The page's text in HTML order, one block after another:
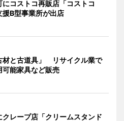
コストコ再販店「コストコ
B型事業所が出店
材と古道具」 リサイクル業で
可能家具など販売
クレープ店「クリームスタンド